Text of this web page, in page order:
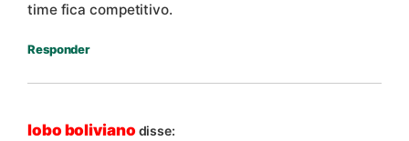
time fica competitivo.
Responder
lobo boliviano disse: